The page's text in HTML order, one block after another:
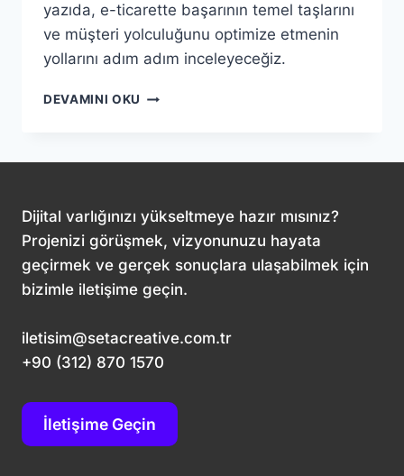
yazıda, e-ticarette başarının temel taşlarını
ve müşteri yolculuğunu optimize etmenin
yollarını adım adım inceleyeceğiz.
DEVAMINI OKU E-
OPTIMIZE
EDIN
Dijital varlığınızı yükseltmeye hazır mısınız?
Projenizi görüşmek, vizyonunuzu hayata
geçirmek ve gerçek sonuçlara ulaşabilmek için
bizimle iletişime geçin.
iletisim@setacreative.com.tr
+90 (312) 870 1570
İletişime Geçin